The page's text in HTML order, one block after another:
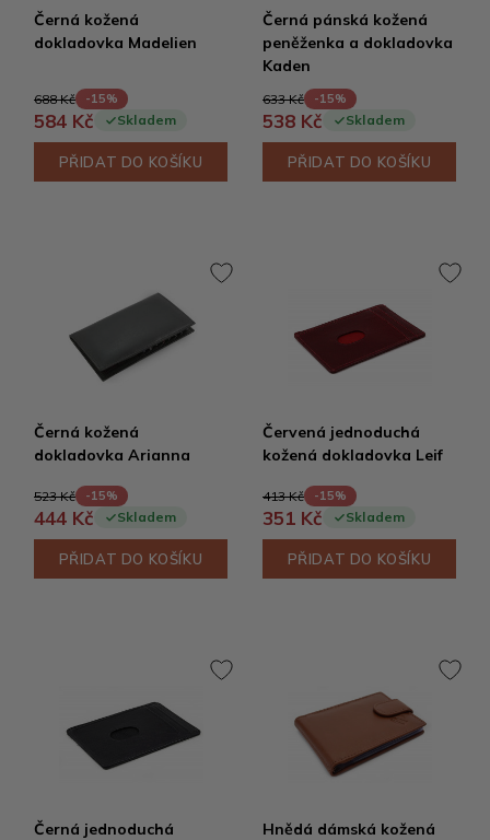
Černá kožená
dokladovka Madelien
688 Kč -15%
584 Kč Skladem
PŘIDAT DO KOŠÍKU
Černá pánská kožená
peněženka a dokladovka
Kaden
633 Kč -15%
538 Kč Skladem
PŘIDAT DO KOŠÍKU
Černá kožená
dokladovka Arianna
523 Kč -15%
444 Kč Skladem
PŘIDAT DO KOŠÍKU
Červená jednoduchá
kožená dokladovka Leif
413 Kč -15%
351 Kč Skladem
PŘIDAT DO KOŠÍKU
Černá jednoduchá
Hnědá dámská kožená